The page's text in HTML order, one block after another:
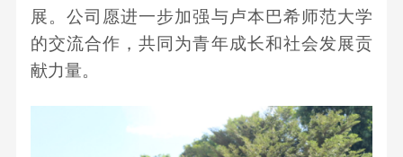
展。公司愿进一步加强与卢本巴希师范大学
的交流合作，共同为青年成长和社会发展贡
献力量。